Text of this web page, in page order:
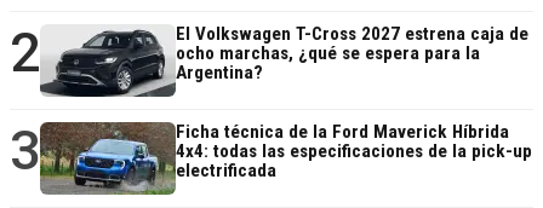
2
El Volkswagen T-Cross 2027 estrena caja de
ocho marchas, ¿qué se espera para la
Argentina?
3
Ficha técnica de la Ford Maverick Híbrida
4x4: todas las especificaciones de la pick-up
electrificada